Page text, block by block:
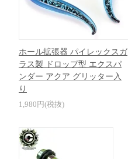
ホール拡張器 パイレックスガ
ラス製 ドロップ型 エクスパ
ンダー アクア グリッター入
り
1,980円(税抜)